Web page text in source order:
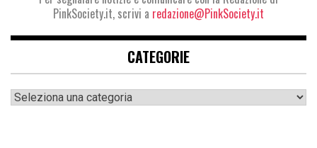
PinkSociety.it, scrivi a redazione@PinkSociety.it
CATEGORIE
Categorie